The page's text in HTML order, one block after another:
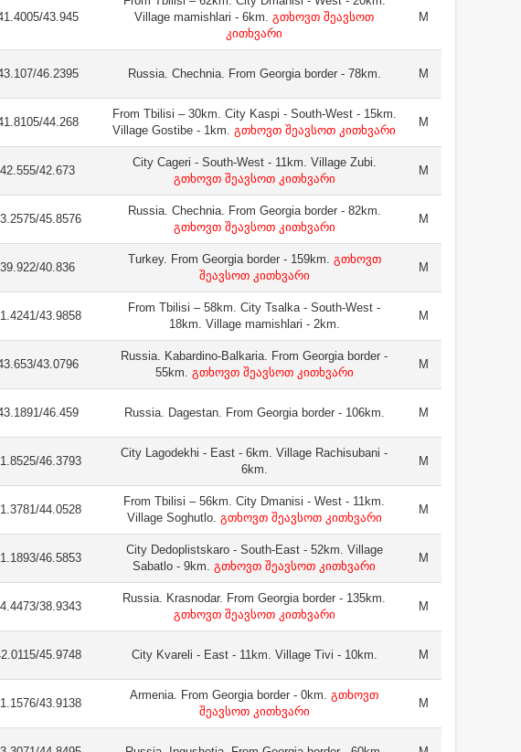
43.945
Village mamishlari - 6km. გთხოვთ შეავსოთ
კითხვარი
M
46.2395 Russia. Chechnia. From Georgia border - 78km. M
44.268
From Tbilisi – 30km. City Kaspi - South-West - 15km.
Village Gostibe - 1km. გთხოვთ შეავსოთ კითხვარი
M
42.555/42.673
City Cageri - South-West - 11km. Village Zubi.
გთხოვთ შეავსოთ კითხვარი
M
45.8576
Russia. Chechnia. From Georgia border - 82km.
გთხოვთ შეავსოთ კითხვარი
M
39.922/40.836
Turkey. From Georgia border - 159km. გთხოვთ
შეავსოთ კითხვარი
M
43.9858
From Tbilisi – 58km. City Tsalka - South-West -
18km. Village mamishlari - 2km.
M
43.0796
Russia. Kabardino-Balkaria. From Georgia border -
55km. გთხოვთ შეავსოთ კითხვარი
M
46.459 Russia. Dagestan. From Georgia border - 106km. M
46.3793
City Lagodekhi - East - 6km. Village Rachisubani -
6km.
M
44.0528
From Tbilisi – 56km. City Dmanisi - West - 11km.
Village Soghutlo. გთხოვთ შეავსოთ კითხვარი
M
46.5853
City Dedoplistskaro - South-East - 52km. Village
Sabatlo - 9km. გთხოვთ შეავსოთ კითხვარი
M
38.9343
Russia. Krasnodar. From Georgia border - 135km.
გთხოვთ შეავსოთ კითხვარი
M
45.9748 City Kvareli - East - 11km. Village Tivi - 10km. M
43.9138
Armenia. From Georgia border - 0km. გთხოვთ
შეავსოთ კითხვარი
M